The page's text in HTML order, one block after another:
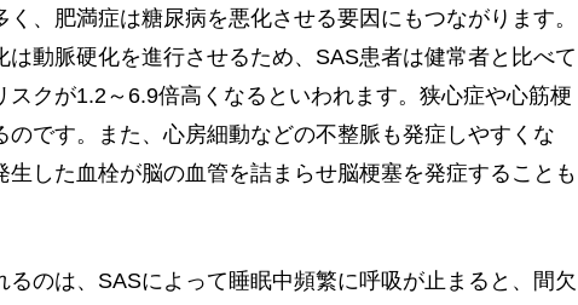
、肥満症は糖尿病を悪化させる要因にもつながります。
は動脈硬化を進行させるため、SAS患者は健常者と比べて
スクが1.2～6.9倍高くなるといわれます。狭心症や心筋梗
のです。また、心房細動などの不整脈も発症しやすくな
生した血栓が脳の血管を詰まらせ脳梗塞を発症することも
のは、SASによって睡眠中頻繁に呼吸が止まると、間欠